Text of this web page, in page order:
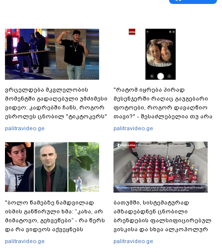
ვრცელდება მკვლელობის
მომენტში გადაღებული უმძიმესი
ვიდეო: კადრებში ჩანს, როგორ
ესროლეს ცნობილ "ტიკტოკერს"
ლაივის დროს - რას ამბობს
palitravideo.ge
"ბოლო წამებზე ნამდვილად
ისმის განწირული ხმა: “კახა, არ
მიმატოვო, გეხვეწები” - რა წერს
და რა ვიდეოს აქვეყნებს
ადვოკატი, ტარიელ კაკაბაძე?
palitravideo.ge
"რატომ იყრება პირად
მესენჯერში რაღაც გაუგებარი
ფოტოები, როგორ დავაღწიო
თავი?" - შესაძლებელია თუ არა
ამ ფუნქციის წაშლა?
palitravideo.ge
ბათუმში, სისტემატურად
ამზადებდნენ ცნობილი
ბრენდების ფალსიფიცირებულ
ვისკისა და სხვა ალკოჰოლურ
სასმელებს - რა დეტალებს
palitravideo.ge